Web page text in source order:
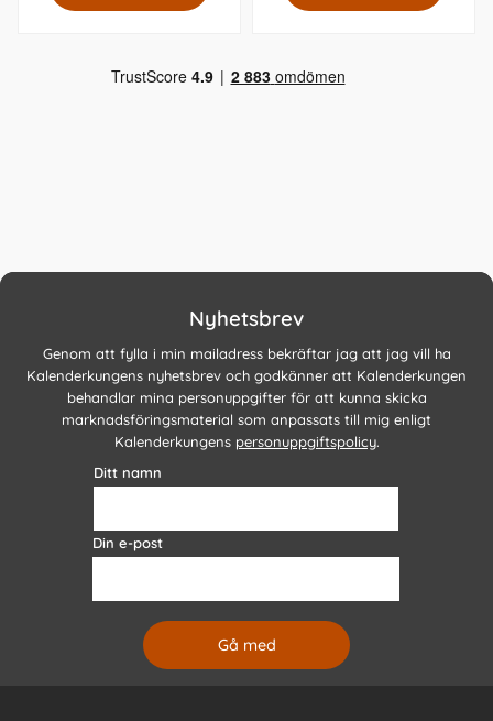
Nyhetsbrev
Genom att fylla i min mailadress bekräftar jag att jag vill ha
Kalenderkungens nyhetsbrev och godkänner att Kalenderkungen
behandlar mina personuppgifter för att kunna skicka
marknadsföringsmaterial som anpassats till mig enligt
Kalenderkungens personuppgiftspolicy.
Ditt namn
Din e-post